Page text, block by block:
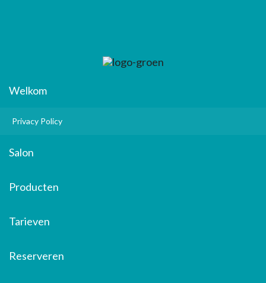
Welkom
Privacy Policy
Salon
Producten
Tarieven
Reserveren